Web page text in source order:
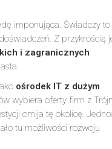
imponująca. Świadczy to
Z przykrością
i zagranicznych
ośrodek IT z dużym
wybiera oferty firm z
omija tę okolicę.
tu możliwości rozwoju